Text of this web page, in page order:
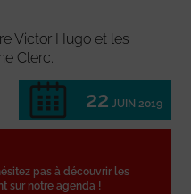
Victor Hugo et les
Clerc.
22 JUIN 2019
pas à découvrir les
sur notre agenda !